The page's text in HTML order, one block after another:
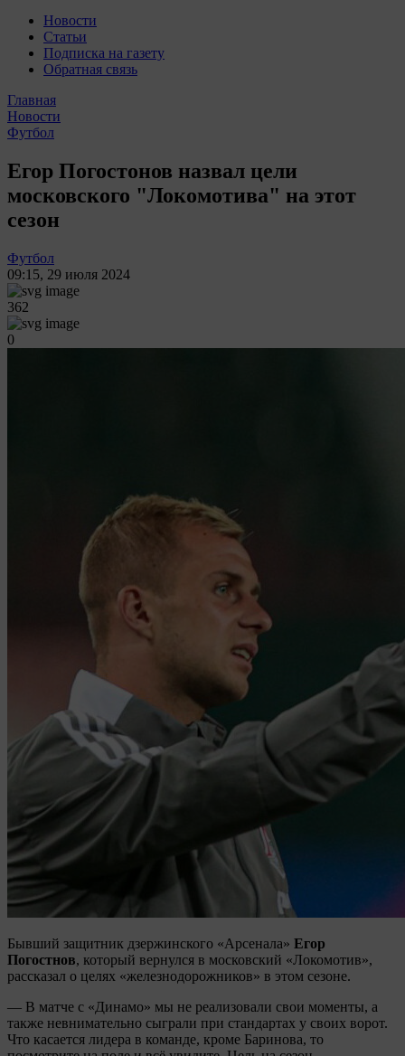
Новости
Статьи
Подписка на газету
Обратная связь
Главная
Новости
Футбол
Егор Погостонов назвал цели
московского "Локомотива" на этот
сезон
Футбол
09:15, 29 июля 2024
362
0
Бывший защитник дзержинского «Арсенала» Егор
Погостнов, который вернулся в московский «Локомотив»,
рассказал о целях «железнодорожников» в этом сезоне.
— В матче с «Динамо» мы не реализовали свои моменты, а
также невнимательно сыграли при стандартах у своих ворот.
Что касается лидера в команде, кроме Баринова, то